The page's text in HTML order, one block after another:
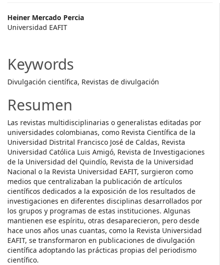
Main
Article
Heiner Mercado Percia
Universidad EAFIT
Keywords
Divulgación científica, Revistas de divulgación
Resumen
Las revistas multidisciplinarias o generalistas editadas por
universidades colombianas, como Revista Científica de la
Universidad Distrital Francisco José de Caldas, Revista
Universidad Católica Luis Amigó, Revista de Investigaciones
de la Universidad del Quindío, Revista de la Universidad
Nacional o la Revista Universidad EAFIT, surgieron como
medios que centralizaban la publicación de artículos
científicos dedicados a la exposición de los resultados de
investigaciones en diferentes disciplinas desarrollados por
los grupos y programas de estas instituciones. Algunas
mantienen ese espíritu, otras desaparecieron, pero desde
hace unos años unas cuantas, como la Revista Universidad
EAFIT, se transformaron en publicaciones de divulgación
científica adoptando las prácticas propias del periodismo
científico.